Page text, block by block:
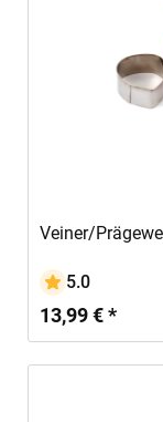
Veiner/
5.0
13,99 € *